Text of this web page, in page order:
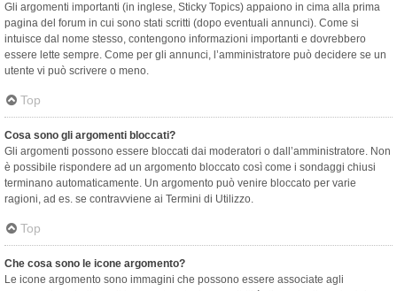
Gli argomenti importanti (in inglese, Sticky Topics) appaiono in cima alla prima
pagina del forum in cui sono stati scritti (dopo eventuali annunci). Come si
intuisce dal nome stesso, contengono informazioni importanti e dovrebbero
essere lette sempre. Come per gli annunci, l’amministratore può decidere se un
utente vi può scrivere o meno.
Top
Cosa sono gli argomenti bloccati?
Gli argomenti possono essere bloccati dai moderatori o dall’amministratore. Non
è possibile rispondere ad un argomento bloccato così come i sondaggi chiusi
terminano automaticamente. Un argomento può venire bloccato per varie
ragioni, ad es. se contravviene ai Termini di Utilizzo.
Top
Che cosa sono le icone argomento?
Le icone argomento sono immagini che possono essere associate agli